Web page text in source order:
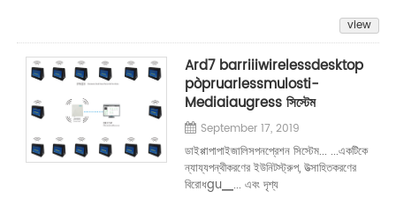
view
Ard7 barriiiwirelessdesktop
pòpruarlessmulosti-
Mediaiaugress সিস্টেম
September 17, 2019
ডাইপ্পাপাপাইজালিসপনপ্রেশন সিস্টেম... ...একটিকে
ন্যায্যপন্থীকরণের ইউনিটস্ট্রুপ, উত্সাহিতকরণের
বিরোধgu▁... এবং দৃশ্য